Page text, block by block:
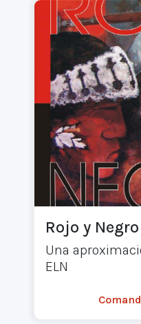
Rojo y Negro
Una
ELN